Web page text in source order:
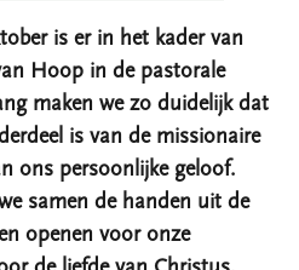
is er in het kader van
Hoop in de pastorale
maken we zo duidelijk dat
is van de missionaire
ons persoonlijke geloof.
samen de handen uit de
openen voor onze